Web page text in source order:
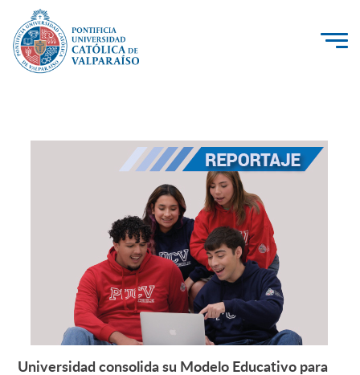
PUCV Internacional
Vinculación con el Medio
Formación Continua
Universidad consolida su Modelo Educativo para